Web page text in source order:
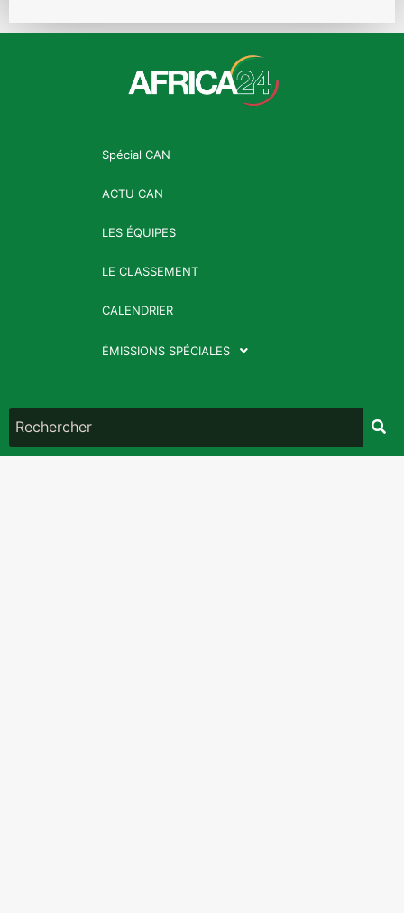
Spécial CAN
ACTU CAN
LES ÉQUIPES
LE CLASSEMENT
CALENDRIER
ÉMISSIONS SPÉCIALES